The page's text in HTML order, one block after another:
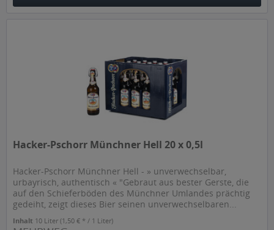
Hacker-Pschorr Münchner Hell 20 x 0,5l
Hacker-Pschorr Münchner Hell - » unverwechselbar,
urbayrisch, authentisch « "Gebraut aus bester Gerste, die
auf den Schieferböden des Münchner Umlandes prächtig
gedeiht, zeigt dieses Bier seinen unverwechselbaren...
Inhalt 10 Liter(1,50 € * / 1 Liter)